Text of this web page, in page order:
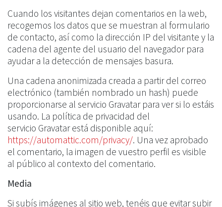
Cuando los visitantes dejan comentarios en la web,
recogemos los datos que se muestran al formulario
de contacto, así como la dirección IP del visitante y la
cadena del agente del usuario del navegador para
ayudar a la detección de mensajes basura.
Una cadena anonimizada creada a partir del correo
electrónico (también nombrado un hash) puede
proporcionarse al servicio Gravatar para ver si lo estáis
usando. La política de privacidad del
servicio Gravatar está disponible aquí:
https://automattic.com/privacy/. Una vez aprobado
el comentario, la imagen de vuestro perfil es visible
al público al contexto del comentario.
Media
Si subís imágenes al sitio web, tenéis que evitar subir